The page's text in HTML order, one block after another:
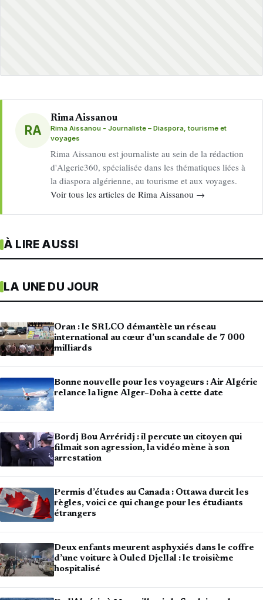
RA
Rima Aissanou
Rima Aissanou - Journaliste – Diaspora, tourisme et
voyages
Rima Aissanou est journaliste au sein de la rédaction
d'Algerie360, spécialisée dans les thématiques liées à
la diaspora algérienne, au tourisme et aux voyages.
Voir tous les articles de Rima Aissanou →
À LIRE AUSSI
LA UNE DU JOUR
Oran : le SRLCO démantèle un réseau
international au cœur d’un scandale de 7 000
milliards
Bonne nouvelle pour les voyageurs : Air Algérie
relance la ligne Alger–Doha à cette date
Bordj Bou Arréridj : il percute un citoyen qui
filmait son agression, la vidéo mène à son
arrestation
Permis d’études au Canada : Ottawa durcit les
règles, voici ce qui change pour les étudiants
étrangers
Deux enfants meurent asphyxiés dans le coffre
d’une voiture à Ouled Djellal : le troisième
hospitalisé